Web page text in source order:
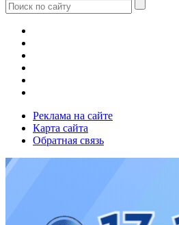
Реклама на сайте
Карта сайта
Обратная связь